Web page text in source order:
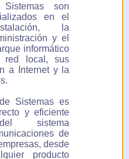
son
en el
la
y el
informático
red local, sus
a Internet y la
Sistemas es
y eficiente
sistema
de
desde
producto